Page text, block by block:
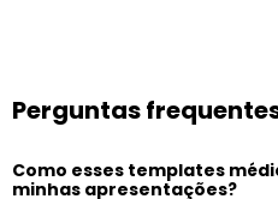
Perguntas
Como esses templates
minhas apresentações?